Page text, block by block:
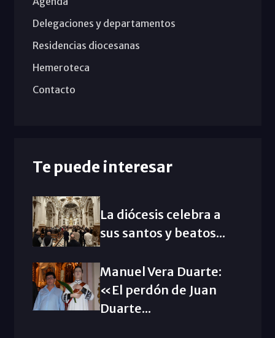
Delegaciones y departamentos
Residencias diocesanas
Hemeroteca
Contacto
Te puede interesar
La diócesis celebra a
sus santos y beatos...
Manuel Vera Duarte:
«El perdón de Juan
Duarte...